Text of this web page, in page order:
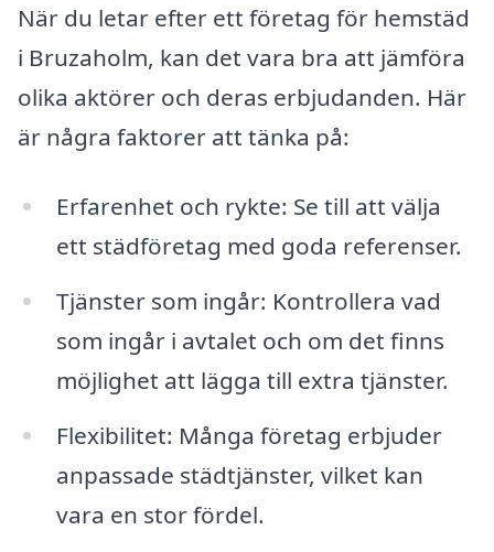
När du letar efter ett företag för hemstäd
i Bruzaholm, kan det vara bra att jämföra
olika aktörer och deras erbjudanden. Här
är några faktorer att tänka på:
Erfarenhet och rykte: Se till att välja
ett städföretag med goda referenser.
Tjänster som ingår: Kontrollera vad
som ingår i avtalet och om det finns
möjlighet att lägga till extra tjänster.
Flexibilitet: Många företag erbjuder
anpassade städtjänster, vilket kan
vara en stor fördel.